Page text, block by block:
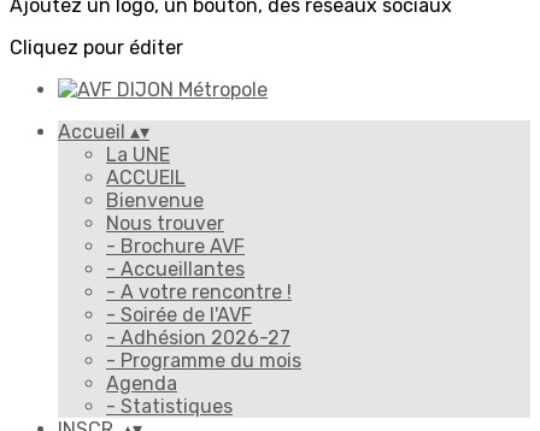
Ajoutez un logo, un bouton, des réseaux sociaux
Cliquez pour éditer
Accueil ▴▾
La UNE
ACCUEIL
Bienvenue
Nous trouver
- Brochure AVF
- Accueillantes
- A votre rencontre !
- Soirée de l'AVF
- Adhésion 2026-27
- Programme du mois
Agenda
- Statistiques